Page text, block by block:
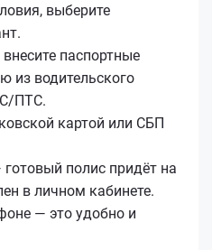
выберите
паспортные
из водительского
ПТС.
картой или СБП
полис придёт на
в личном кабинете.
— это удобно и